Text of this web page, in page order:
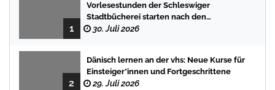
1
Vorlesestunden der Schleswiger
Stadtbücherei starten nach den
Sommerferien mit spannenden
30. Juli 2026
2
Dänisch lernen an der vhs: Neue Kurse für
Einsteiger*innen und Fortgeschrittene
29. Juli 2026